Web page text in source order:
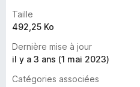
Taille
492,25 Ko
Dernière mise à jour
il y a 3 ans (1 mai 2023)
Catégories associées